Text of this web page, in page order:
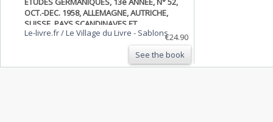
OCT.-DEC. 1958, ALLEMAGNE, AUTRICHE,
SUISSE, PAYS SCANDINAVES ET
NEERLANDAIS (Sommaire: Les problèmes
du bilinguisme en Belgique, par A Van Loey.
Joseph von Eichendorff, critique de …
Le-livre.fr / Le Village du Livre - Sablons€24.90
See the book